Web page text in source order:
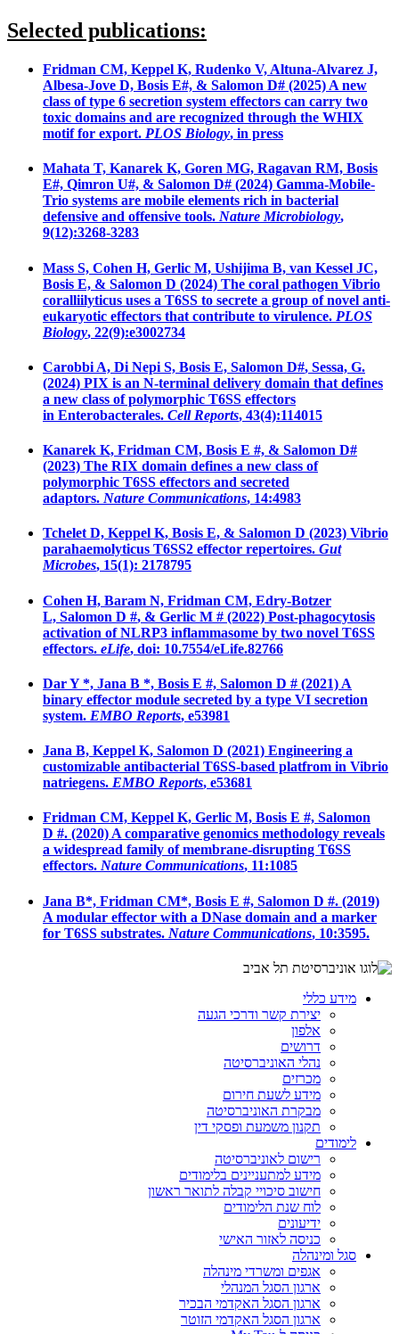
Selected publications:
Fridman CM, Keppel K, Rudenko V, Altuna-Alvarez J,
Albesa-Jove D, Bosis E#, & Salomon D# (2025) A new
class of type 6 secretion system effectors can carry two
toxic domains and are recognized through the WHIX
motif for export. PLOS Biology, in press
Mahata T, Kanarek K, Goren MG, Ragavan RM, Bosis
E#, Qimron U#, & Salomon D# (2024) Gamma-Mobile-
Trio systems are mobile elements rich in bacterial
defensive and offensive tools. Nature Microbiology,
9(12):3268-3283
Mass S, Cohen H, Gerlic M, Ushijima B, van Kessel JC,
Bosis E, & Salomon D (2024) The coral pathogen Vibrio
coralliilyticus uses a T6SS to secrete a group of novel anti-
eukaryotic effectors that contribute to virulence. PLOS
Biology, 22(9):e3002734
Carobbi A, Di Nepi S, Bosis E, Salomon D#, Sessa, G.
(2024) PIX is an N-terminal delivery domain that defines
a new class of polymorphic T6SS effectors
in Enterobacterales. Cell Reports, 43(4):114015
Kanarek K, Fridman CM, Bosis E #, & Salomon D#
(2023) The RIX domain defines a new class of
polymorphic T6SS effectors and secreted
adaptors. Nature Communications, 14:4983
Tchelet D, Keppel K, Bosis E, & Salomon D (2023) Vibrio
parahaemolyticus T6SS2 effector repertoires. Gut
Microbes, 15(1): 2178795
Cohen H, Baram N, Fridman CM, Edry-Botzer
L, Salomon D #, & Gerlic M # (2022) Post-phagocytosis
activation of NLRP3 inflammasome by two novel T6SS
effectors. eLife, doi: 10.7554/eLife.82766
Dar Y *, Jana B *, Bosis E #, Salomon D # (2021) A
binary effector module secreted by a type VI secretion
system. EMBO Reports, e53981
Jana B, Keppel K, Salomon D (2021) Engineering a
customizable antibacterial T6SS-based platfrom in Vibrio
natriegens. EMBO Reports, e53681
Fridman CM, Keppel K, Gerlic M, Bosis E #, Salomon
D #. (2020) A comparative genomics methodology reveals
a widespread family of membrane-disrupting T6SS
effectors. Nature Communications, 11:1085
Jana B*, Fridman CM*, Bosis E #, Salomon D #. (2019)
A modular effector with a DNase domain and a marker
for T6SS substrates. Nature Communications, 10:3595.
מידע כללי
יצירת קשר ודרכי הגעה
אלפון
דרושים
נהלי האוניברסיטה
מכרזים
מידע לשעת חירום
מבקרת האוניברסיטה
תקנון משמעת ופסקי דין
לימודים
רישום לאוניברסיטה
מידע למתעניינים בלימודים
חישוב סיכויי קבלה לתואר ראשון
לוח שנת הלימודים
ידיעונים
כניסה לאזור האישי
סגל ומינהלה
אגפים ומשרדי מינהלה
ארגון הסגל המנהלי
ארגון הסגל האקדמי הבכיר
ארגון הסגל האקדמי הזוטר